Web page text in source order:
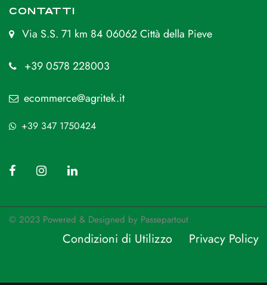
CONTATTI
Via S.S. 71 km 84 06062 Città della Pieve
+39 0578 228003
ecommerce@agritek.it
+39 347 1750424
© 2023 Powered & Designed by Passepartout
Condizioni di Utilizzo Privacy Policy